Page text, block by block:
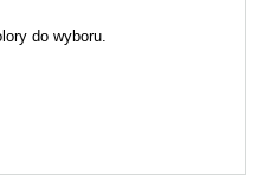
do wyboru.